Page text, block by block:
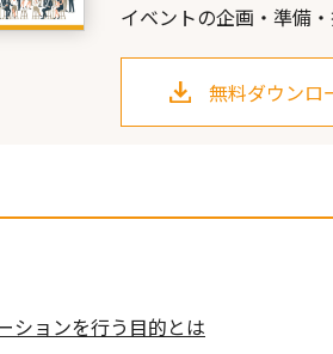
イベントの企画・準備
無料ダウンロ
ションを行う目的とは